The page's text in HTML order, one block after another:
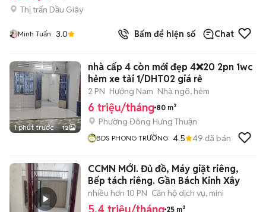
Thị trấn Dầu Giây
Minh Tuấn 3.0 Bấm để hiện số Chat
1 phút trước 12
nhà cấp 4 còn mới đẹp 4❌20 2pn 1wc
hẻm xe tải 1/DHT02 giá rẻ
2 PN Hướng Nam Nhà ngõ, hẻm
6 triệu/tháng 80 m²
Phường Đông Hưng Thuận
BDS PHONG TRƯỜNG 4.5 49 đã bán
CCMN MỚI. Đủ đồ, Máy giặt riêng,
Bếp tách riêng. Gần Bách Kinh Xây
nhiều hơn 10 PN Căn hộ dịch vụ, mini
25 m²